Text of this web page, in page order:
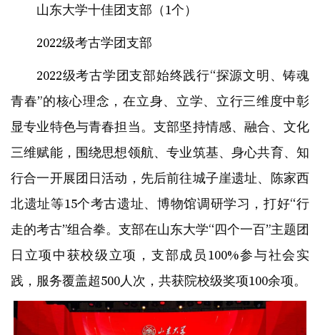
山东大学十佳团支部（1个）
2022级考古学团支部
2022级考古学团支部始终践行“探源文明、铸魂
青春”的核心理念，在立身、立学、立行三维度中彰
显专业特色与青春担当。支部坚持情感、融合、文化
三维赋能，围绕思想领航、专业筑基、身心共育、知
行合一开展团日活动，先后前往城子崖遗址、陈家西
北遗址等15个考古遗址、博物馆调研学习，打好“行
走的考古”组合拳。支部在山东大学“四个一百”主题团
日立项中获校级立项，支部成员100%参与社会实
践，服务覆盖超500人次，共获院校级奖项100余项。